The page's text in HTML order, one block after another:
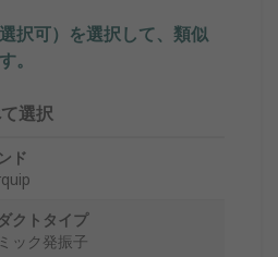
択可）を選択して、類似
。
選択
ド
クトタイプ
ック発振子